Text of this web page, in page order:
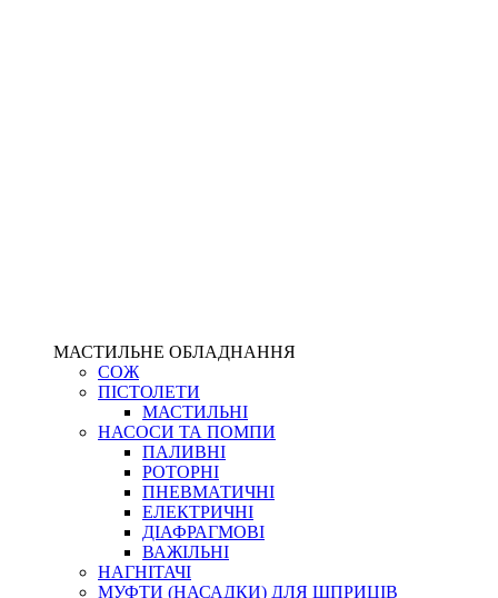
МАСТИЛЬНЕ ОБЛАДНАННЯ
СОЖ
ПІСТОЛЕТИ
МАСТИЛЬНІ
НАСОСИ ТА ПОМПИ
ПАЛИВНІ
РОТОРНІ
ПНЕВМАТИЧНІ
ЕЛЕКТРИЧНІ
ДІАФРАГМОВІ
ВАЖІЛЬНІ
НАГНІТАЧІ
МУФТИ (НАСАДКИ) ДЛЯ ШПРИЦІВ